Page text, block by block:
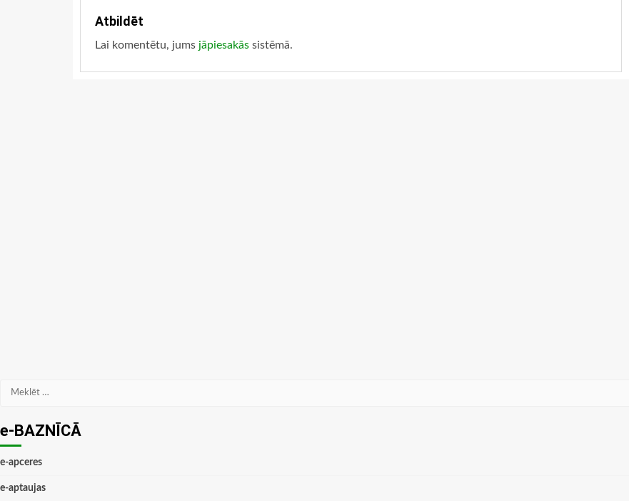
Atbildēt
Lai komentētu, jums jāpiesakās sistēmā.
Meklēt:
e-BAZNĪCĀ
e-apceres
e-aptaujas